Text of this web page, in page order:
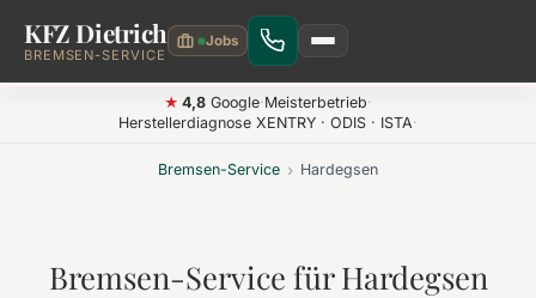
Zum Hauptinhalt springen
KFZ Dietrich
BREMSEN-SERVICE
★ 4,8Google·Meisterbetrieb·
Herstellerdiagnose XENTRY · ODIS · ISTA·
Bremsen-Service › Hardegsen
Bremsen-Service für Hardegsen